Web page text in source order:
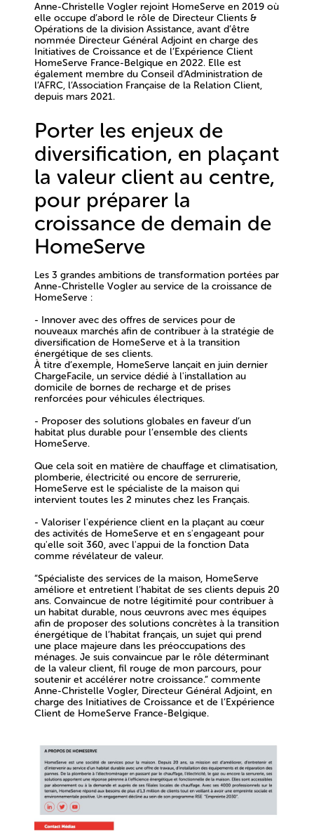
Anne-Christelle Vogler rejoint HomeServe en 2019 où
elle occupe d’abord le rôle de Directeur Clients &
Opérations de la division Assistance, avant d’être
nommée Directeur Général Adjoint en charge des
Initiatives de Croissance et de l’Expérience Client
HomeServe France-Belgique en 2022. Elle est
également membre du Conseil d’Administration de
l’AFRC, l’Association Française de la Relation Client,
depuis mars 2021.
Porter les enjeux de
diversification, en plaçant
la valeur client au centre,
pour préparer la
croissance de demain de
HomeServe
Les 3 grandes ambitions de transformation portées par
Anne-Christelle Vogler au service de la croissance de
HomeServe :
- Innover avec des offres de services pour de
nouveaux marchés afin de contribuer à la stratégie de
diversification de HomeServe et à la transition
énergétique de ses clients.
À titre d’exemple, HomeServe lançait en juin dernier
ChargeFacile, un service dédié à l'installation au
domicile de bornes de recharge et de prises
renforcées pour véhicules électriques.
- Proposer des solutions globales en faveur d’un
habitat plus durable pour l’ensemble des clients
HomeServe.
Que cela soit en matière de chauffage et climatisation,
plomberie, électricité ou encore de serrurerie,
HomeServe est le spécialiste de la maison qui
intervient toutes les 2 minutes chez les Français.
- Valoriser l'expérience client en la plaçant au cœur
des activités de HomeServe et en s'engageant pour
qu'elle soit 360, avec l'appui de la fonction Data
comme révélateur de valeur.
“Spécialiste des services de la maison, HomeServe
améliore et entretient l’habitat de ses clients depuis 20
ans. Convaincue de notre légitimité pour contribuer à
un habitat durable, nous œuvrons avec mes équipes
afin de proposer des solutions concrètes à la transition
énergétique de l’habitat français, un sujet qui prend
une place majeure dans les préoccupations des
ménages. Je suis convaincue par le rôle déterminant
de la valeur client, fil rouge de mon parcours, pour
soutenir et accélérer notre croissance.” commente
Anne-Christelle Vogler, Directeur Général Adjoint, en
charge des Initiatives de Croissance et de l’Expérience
Client de HomeServe France-Belgique.